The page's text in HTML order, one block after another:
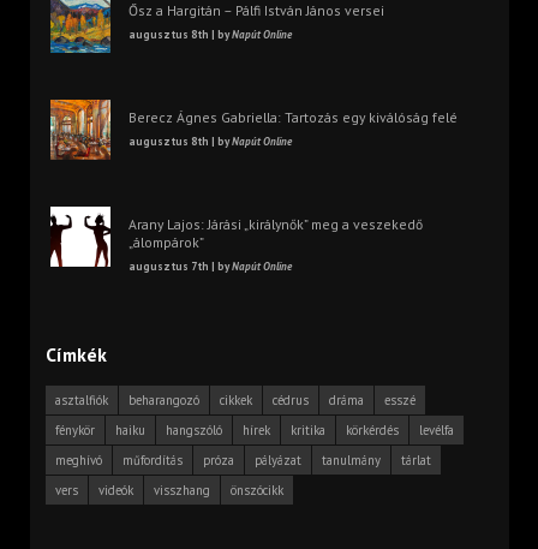
Ősz a Hargitán – Pálfi István János versei
augusztus 8th | byNapút Online
Berecz Ágnes Gabriella: Tartozás egy kiválóság felé
augusztus 8th | byNapút Online
Arany Lajos: Járási „királynők” meg a veszekedő
„álompárok”
augusztus 7th | byNapút Online
Címkék
asztalfiók beharangozó cikkek cédrus dráma
esszé
fénykör
haiku hangszóló hírek kritika körkérdés
levélfa
meghívó
műfordítás próza pályázat tanulmány
tárlat
vers
videók visszhang önszócikk